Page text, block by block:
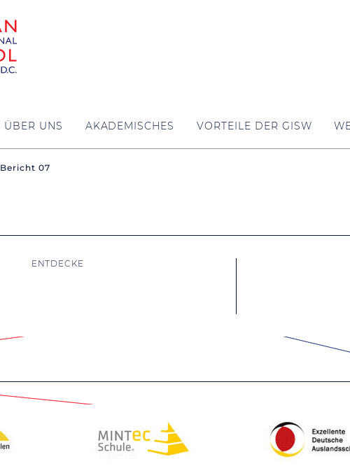
ÜBER UNS AKADEMISCHES VORTEILE DER GISW
Bericht 07